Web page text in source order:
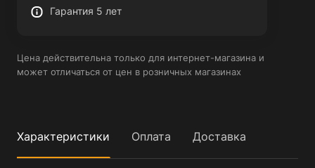
Гарантия 5 лет
Цена действительна только для интернет-магазина и
может отличаться от цен в розничных магазинах
Характеристики Оплата Доставка